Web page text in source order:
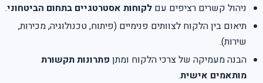
ניהול קשרים רציפים עם לקוחות אסטרטגיים בתחום הביטחוני.
תיאום בין הלקוח לצוותים פנימיים (פיתוח, טכנולוגיה, מכירות,
שירות).
הבנה מעמיקה של צרכי הלקוח ומתן פתרונות תקשורת
מותאמים אישית.